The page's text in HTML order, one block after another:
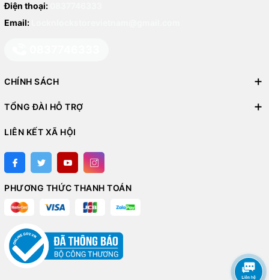
Điện thoại:
Email:
CHÍNH SÁCH
TỔNG ĐÀI HỖ TRỢ
LIÊN KẾT XÃ HỘI
PHƯƠNG THỨC THANH TOÁN